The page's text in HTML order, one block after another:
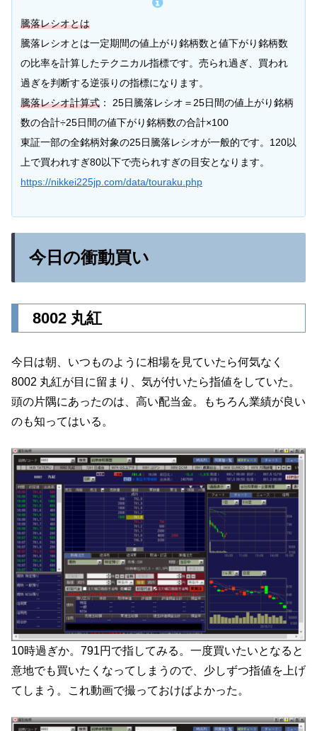
騰落レシオとは
騰落レシオとは一定期間の値上がり銘柄数と値下がり銘柄数
の比率を計算したテクニカル指標です。売られ過ぎ、買われ
過ぎを判断する逆張りの指標になります。
騰落レシオ計算式 ： 25日騰落レシオ＝25日間の値上がり銘柄
数の合計÷25日間の値下がり銘柄数の合計×100
東証一部の全銘柄対象の25日騰落レシオが一般的です。120以
上で買われすぎ80以下で売られすぎの目安となります。
https://nikkei225jp.com/data/touraku.php
今日の衝動買い
8002 丸紅
今日は朝、いつものように相場を見ていたら何気なく
8002 丸紅が目に留まり、気が付いたら指値をしていた。
頭の片隅にあったのは、高い配当金。もちろん業績が良い
のも知ってはいる。
10時過ぎか。791円で指してみる。一度買いたいとなると
意地でも買いたくなってしまうので、少しずつ指値を上げ
てしまう。これ動画で撮っておけばよかった。